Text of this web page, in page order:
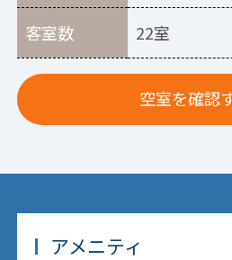
客室数 22室
空室を確認
アメニティ